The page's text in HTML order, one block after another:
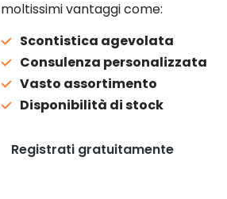
moltissimi vantaggi come:
Scontistica agevolata
Consulenza personalizzata
Vasto assortimento
Disponibilità di stock
Registrati gratuitamente